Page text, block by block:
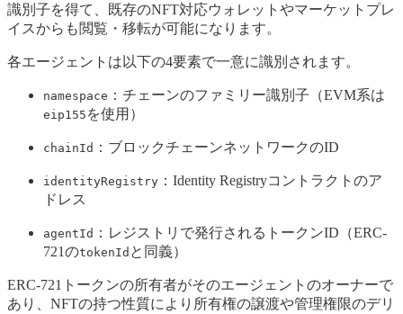
識別子を得て、既存のNFT対応ウォレットやマーケットプレ
イスからも閲覧・移転が可能になります。
各エージェントは以下の4要素で一意に識別されます。
namespace ：チェーンのファミリー識別子（EVM系は
eip155 を使用）
chainId ：ブロックチェーンネットワークのID
identityRegistry ：Identity Registryコントラクトのア
ドレス
agentId ：レジストリで発行されるトークンID（ERC-
721のtokenId と同義）
ERC-721トークンの所有者がそのエージェントのオーナーで
あり、NFTの持つ性質により所有権の譲渡や管理権限のデリ